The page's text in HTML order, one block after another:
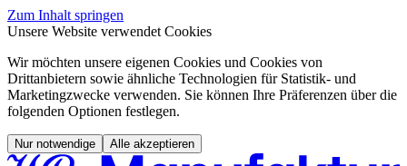
Zum Inhalt springen
Unsere Website verwendet Cookies
Wir möchten unsere eigenen Cookies und Cookies von
Drittanbietern sowie ähnliche Technologien für Statistik- und
Marketingzwecke verwenden. Sie können Ihre Präferenzen über die
folgenden Optionen festlegen.
Nur notwendige Alle akzeptieren